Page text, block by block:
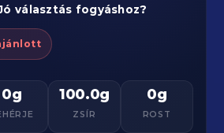
választás fogyáshoz?
0g 100.0g
ZSÍR
0g
ROST